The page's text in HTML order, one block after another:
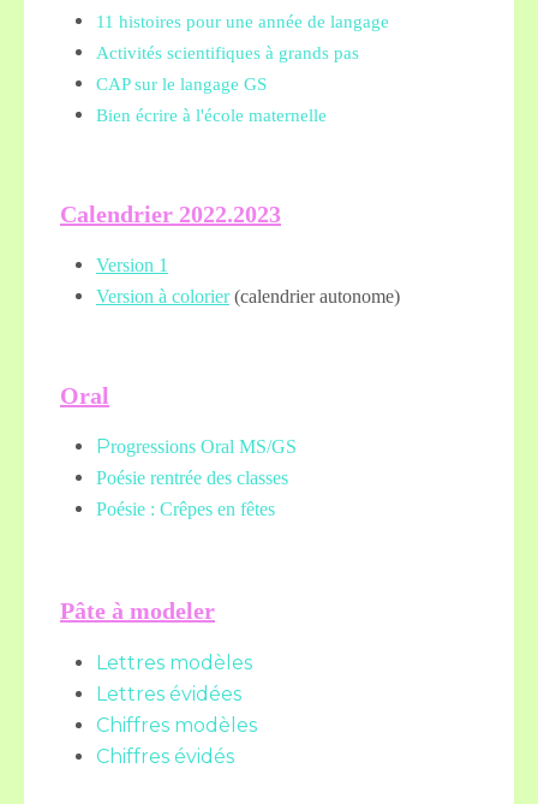
11 histoires pour une année de langage
Activités scientifiques à grands pas
CAP sur le langage GS
Bien écrire à l'école maternelle
Calendrier 2022.2023
Version 1
Version à colorier(calendrier autonome)
Oral
Progressions Oral MS/GS
Poésie rentrée des classes
Poésie : Crêpes en fêtes
Pâte à modeler
Lettres modèles
Lettres évidées
Chiffres modèles
Chiffres évidés